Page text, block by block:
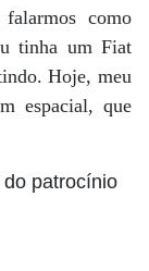
como
tinha um Fiat
Hoje, meu
espacial, que
patrocínio